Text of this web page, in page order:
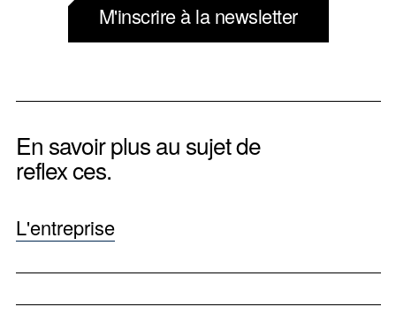
M'inscrire à la newsletter
En savoir plus au sujet de
reflex ces.
L'entreprise